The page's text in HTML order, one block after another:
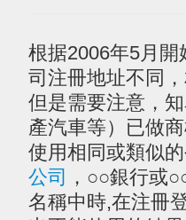
根据2006年5月
司注冊地址不同
但是需要注意，
產汽車等）已做
使用相同或類似
公司 ，○○銀行或
名稱中時,在注冊